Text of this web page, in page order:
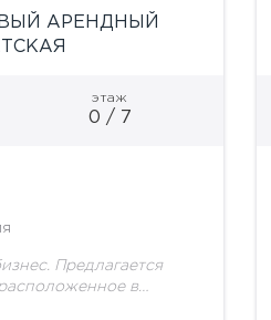
АРЕНДНЫЙ
этаж
0 / 7
Предлагается
в